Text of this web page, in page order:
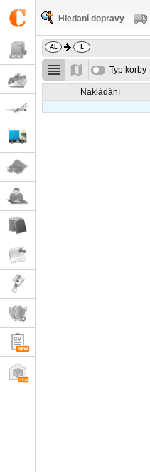
Hledaní dopravy
Typ korby
Nakládání